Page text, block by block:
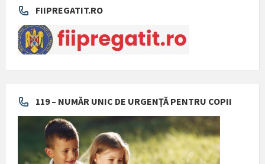
FIIPREGATIT.RO
119 – NUMĂR UNIC DE URGENȚĂ PENTRU COPII